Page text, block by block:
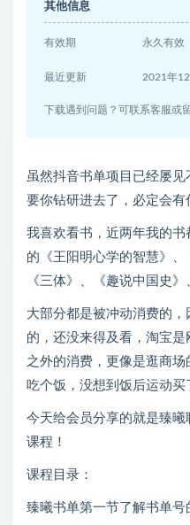
其他信息
有效期 永久有效
最近更新 2021年
下载遇到问题？可联系客服或
虽然抖音书单项目已经屡
要你钻研进去了，必定会有
我喜欢看书，近两年我的
的《王阳明心学的智慧》、
《三体》、《趣说中国史
大部分都是被冲动消费的
的，还没来得及看，淘宝
之外的消费，更像是逛商
吃个饭，没想到饭后运动
今天给会员分享的就是臻
课程！
课程目录：
臻曦书单第一节了解书单号